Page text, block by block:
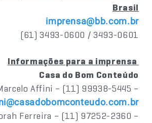
Brasil
imprensa@bb.com.br
(61) 3493-0600 / 3493-0601
Informações para a imprensa
Casa do Bom Conteúdo
Affini – (11) 99938-5445 –
Ferreira – (11) 97252-2360 –